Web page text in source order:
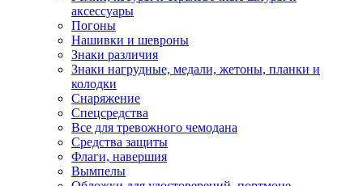
аксессуары
Погоны
Нашивки и шевроны
Знаки различия
Знаки нагрудные, медали, жетоны, планки и
колодки
Снаряжение
Спецсредства
Все для тревожного чемодана
Средства защиты
Флаги, навершия
Вымпелы